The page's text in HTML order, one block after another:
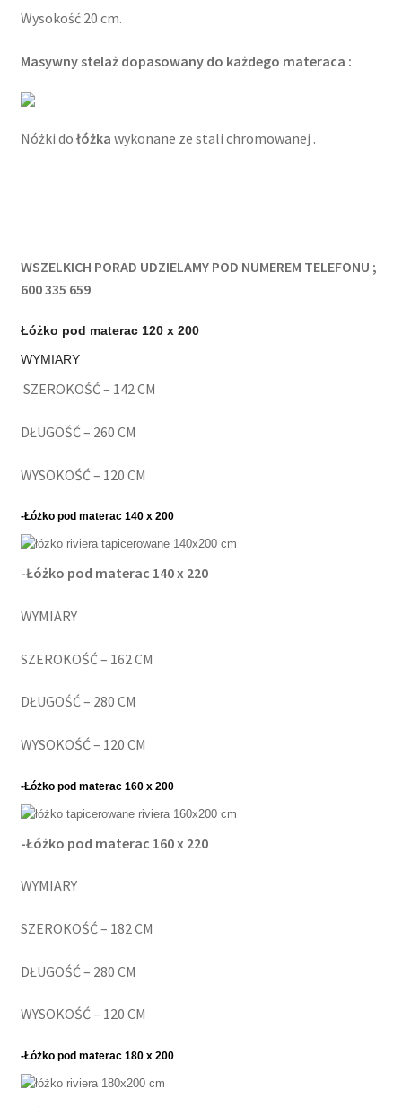
Wysokość 20 cm.
Masywny stelaż dopasowany do każdego materaca :
Nóżki do łóżka wykonane ze stali chromowanej .
WSZELKICH PORAD UDZIELAMY POD NUMEREM TELEFONU ;
600 335 659
Łóżko pod materac 120x 200
WYMIARY
SZEROKOŚĆ – 142 CM
DŁUGOŚĆ – 260 CM
WYSOKOŚĆ – 120 CM
-Łóżko pod materac 140x 200
-Łóżko pod materac 140x 220
WYMIARY
SZEROKOŚĆ – 162 CM
DŁUGOŚĆ – 280 CM
WYSOKOŚĆ – 120 CM
-Łóżko pod materac 160x 200
-Łóżko pod materac 160x 220
WYMIARY
SZEROKOŚĆ – 182 CM
DŁUGOŚĆ – 280 CM
WYSOKOŚĆ – 120 CM
-Łóżko pod materac 180x 200